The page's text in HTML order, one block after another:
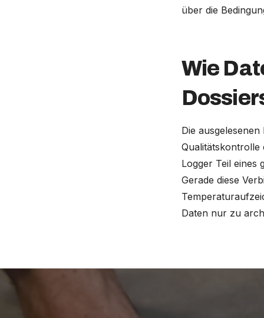
über die
Wie
Die
Qualitätskontrolle
Logger Teil eines
Gerade diese
Daten nur zu